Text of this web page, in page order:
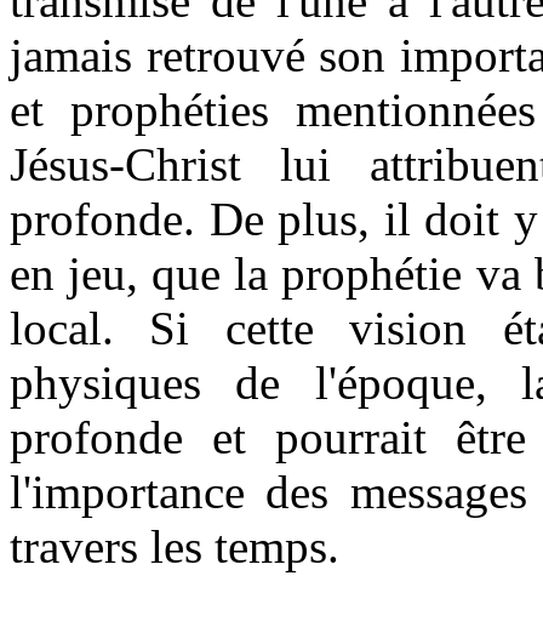
jamais retrouvé son
et prophéties
Jésus-Christ lui
profonde. De plus, il doit
en jeu, que la prophétie
local. Si cette vision
physiques de l'époque,
profonde et pourrait être
l'importance des
travers les temps.